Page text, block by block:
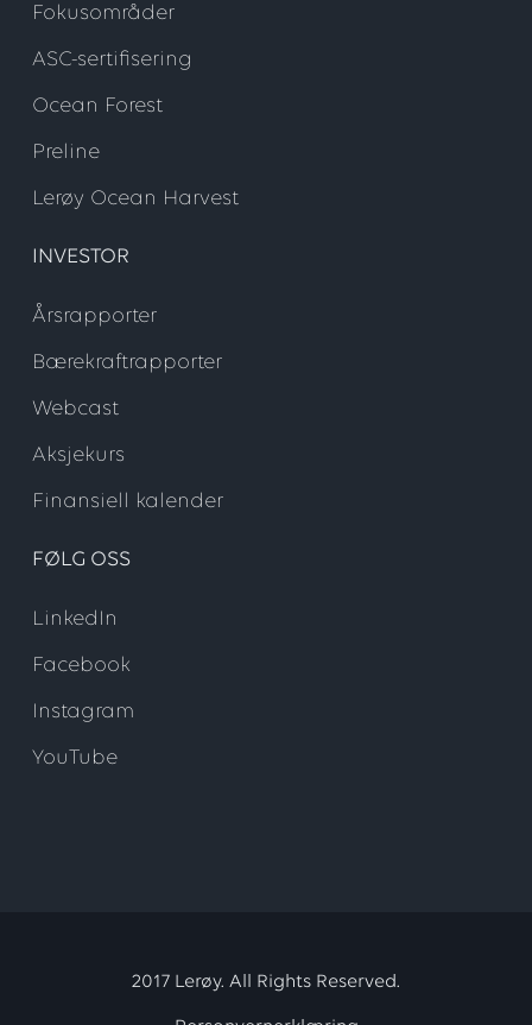
Fokusområder
ASC-sertifisering
Ocean Forest
Preline
Lerøy Ocean Harvest
INVESTOR
Årsrapporter
Bærekraftrapporter
Webcast
Aksjekurs
Finansiell kalender
FØLG OSS
LinkedIn
Facebook
Instagram
YouTube
2017 Lerøy. All Rights Reserved.